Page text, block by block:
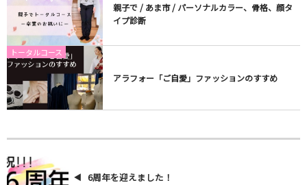
親子で / あま市 / パーソナルカラー、骨格、顔タ
イプ診断
トータルコース
アラフォー「ご自愛」ファッションのすすめ
6周年を迎えました！